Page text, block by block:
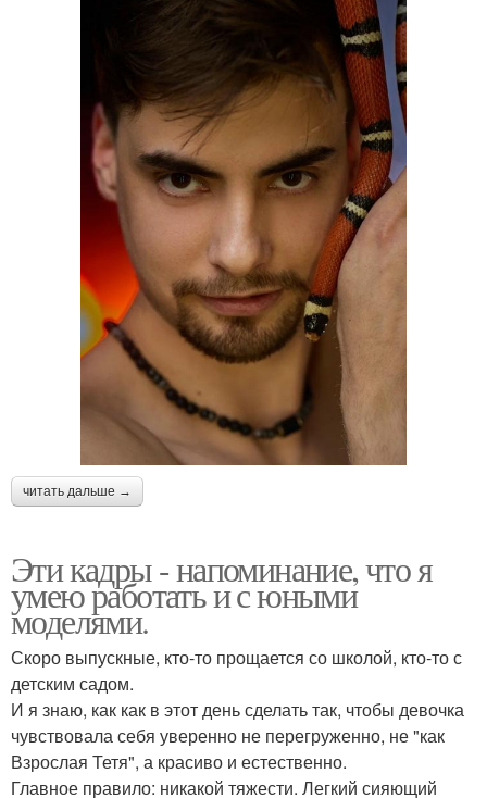
читать дальше →
Эти кадры - напоминание, что я
умею работать и с юными
моделями.
Скоро выпускные, кто-то прощается со школой, кто-то с
детским садом.
И я знаю, как как в этот день сделать так, чтобы девочка
чувствовала себя уверенно не перегруженно, не "как
Взрослая Тетя", а красиво и естественно.
Главное правило: никакой тяжести. Легкий сияющий